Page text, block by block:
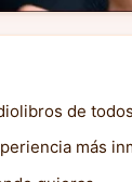
de
más